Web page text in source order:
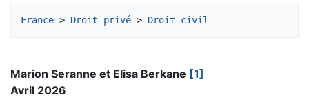
France > Droit privé > Droit civil
Marion Seranne et Elisa Berkane [1]
Avril 2026